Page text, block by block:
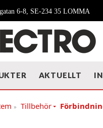
6-8, SE-234 35 LOMMA
AKTUELLT
» Tillbehör